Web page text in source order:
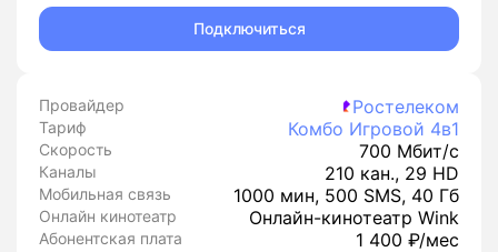
Подключиться
Провайдер Ростелеком
Тариф Комбо Игровой 4в1
Скорость 700 Мбит/с
Каналы 210 кан., 29 HD
Мобильная связь 1000 мин, 500 SMS, 40 Гб
Онлайн кинотеатр Онлайн-кинотеатр Wink
Абонентская плата 1 400 ₽/мес